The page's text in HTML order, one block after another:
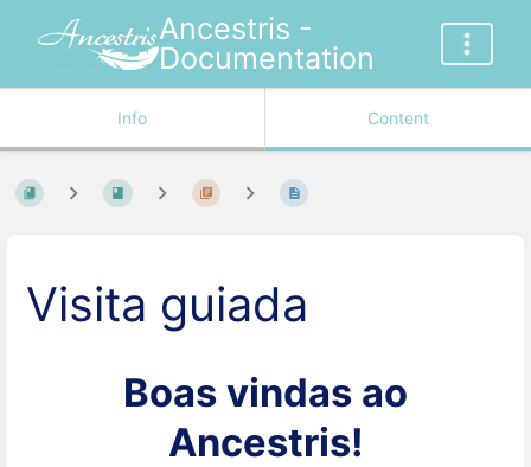
Ancestris -
Documentation
Info Content
Visita guiada
Boas vindas ao
Ancestris!